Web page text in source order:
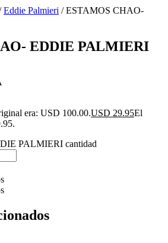
Eddie Palmieri / ESTAMOS CHAO-
EDDIE PALMIERI
era: USD 100.00.USD 29.95El
PALMIERI cantidad